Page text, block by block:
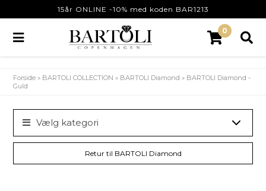
15år ONLINE -10% med koden BAR1213
0
Forside » BARTOLI COLLECTION » BARTOLI Diamond » BARTOLI Diamond -
Guld
Vælg kategori
Retur til BARTOLI Diamond